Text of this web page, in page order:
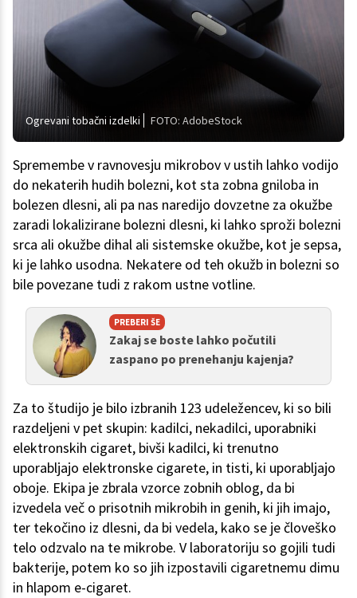
Ogrevani tobačni izdelki FOTO: AdobeStock
Spremembe v ravnovesju mikrobov v ustih lahko vodijo
do nekaterih hudih bolezni, kot sta zobna gniloba in
bolezen dlesni, ali pa nas naredijo dovzetne za okužbe
zaradi lokalizirane bolezni dlesni, ki lahko sproži bolezni
srca ali okužbe dihal ali sistemske okužbe, kot je sepsa,
ki je lahko usodna. Nekatere od teh okužb in bolezni so
bile povezane tudi z rakom ustne votline.
PREBERI ŠE
Zakaj se boste lahko počutili
zaspano po prenehanju kajenja?
Za to študijo je bilo izbranih 123 udeležencev, ki so bili
razdeljeni v pet skupin: kadilci, nekadilci, uporabniki
elektronskih cigaret, bivši kadilci, ki trenutno
uporabljajo elektronske cigarete, in tisti, ki uporabljajo
oboje. Ekipa je zbrala vzorce zobnih oblog, da bi
izvedela več o prisotnih mikrobih in genih, ki jih imajo,
ter tekočino iz dlesni, da bi vedela, kako se je človeško
telo odzvalo na te mikrobe. V laboratoriju so gojili tudi
bakterije, potem ko so jih izpostavili cigaretnemu dimu
in hlapom e-cigaret.